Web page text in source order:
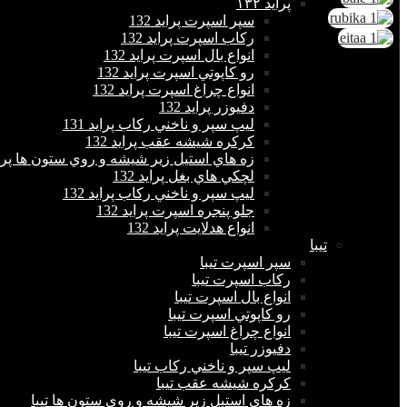
پرايد ١٣٢
سپر اسپرت پراید 132
ركاب اسپرت پراید 132
انواع بال اسپرت پراید 132
رو كاپوتي اسپرت پراید 132
انواع چراغ اسپرت پراید 132
دفيوزر پراید 132
ليپ سپر و ناخني ركاب پراید 131
كركره شيشه عقب پراید 132
زه هاي استيل زير شيشه و روي ستون ها پراید
لچكي هاي بغل پراید 132
ليپ سپر و ناخني ركاب پراید 132
جلو پنجره اسپرت پراید 132
انواع هدلايت پراید 132
تيبا
سپر اسپرت تیبا
ركاب اسپرت تیبا
انواع بال اسپرت تیبا
رو كاپوتي اسپرت تیبا
انواع چراغ اسپرت تیبا
دفيوزر تیبا
ليپ سپر و ناخني ركاب تیبا
كركره شيشه عقب تیبا
زه هاي استيل زير شيشه و روي ستون ها تیبا